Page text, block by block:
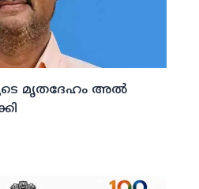
മൃതദേഹം അല്‍